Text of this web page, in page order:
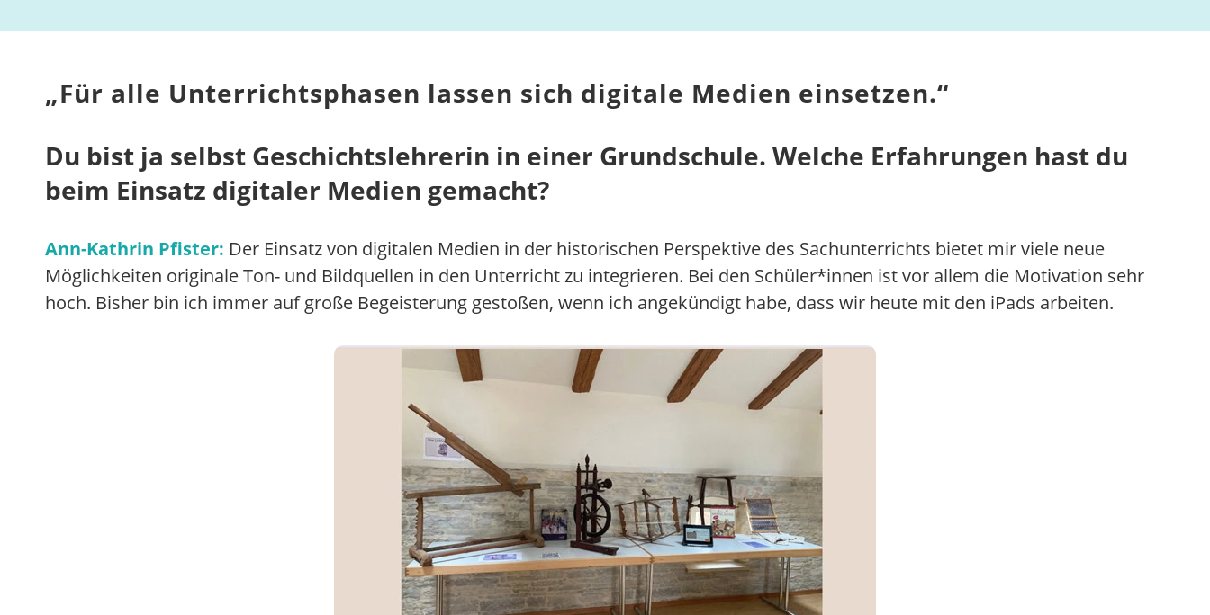
„Für alle Unterrichtsphasen lassen sich digitale Medien einsetzen.“
Du bist ja selbst Geschichtslehrerin in einer Grundschule. Welche Erfahrungen hast du
beim Einsatz digitaler Medien gemacht?
Ann-Kathrin Pfister: Der Einsatz von digitalen Medien in der historischen Perspektive des Sachunterrichts bietet mir viele neue
Möglichkeiten originale Ton- und Bildquellen in den Unterricht zu integrieren. Bei den Schüler*innen ist vor allem die Motivation sehr
hoch. Bisher bin ich immer auf große Begeisterung gestoßen, wenn ich angekündigt habe, dass wir heute mit den iPads arbeiten.